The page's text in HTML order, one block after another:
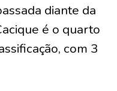
diante da
é o quarto
com 3